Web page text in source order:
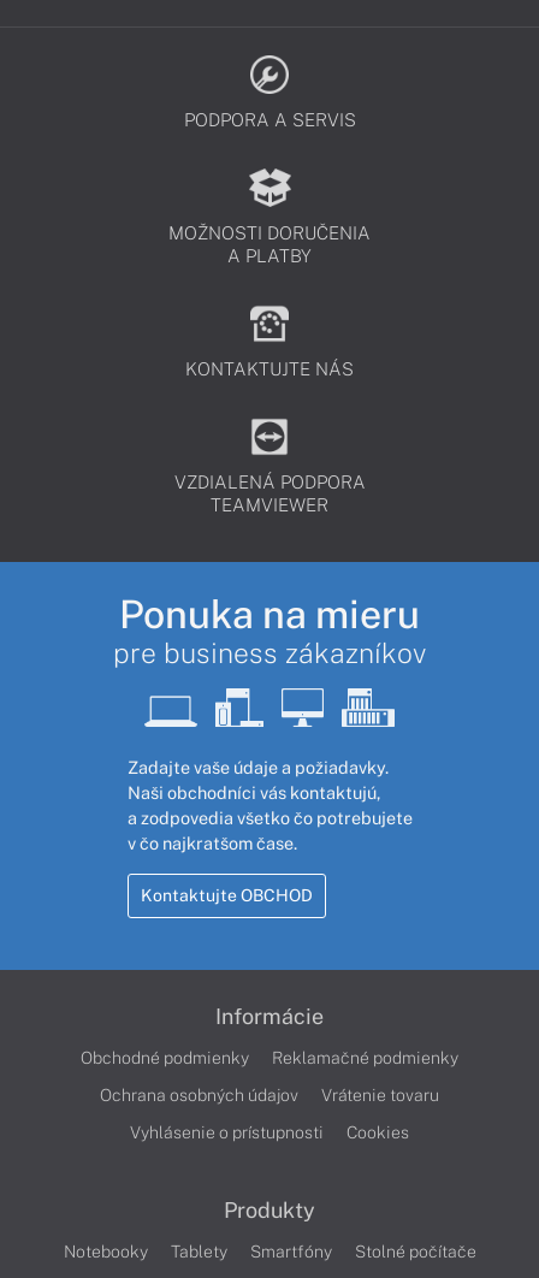
PODPORA A SERVIS
MOŽNOSTI DORUČENIA
A PLATBY
KONTAKTUJTE NÁS
VZDIALENÁ PODPORA
TEAMVIEWER
Ponuka na mieru
pre business zákazníkov
Zadajte vaše údaje a požiadavky.
Naši obchodníci vás kontaktujú,
a zodpovedia všetko čo potrebujete
v čo najkratšom čase.
Kontaktujte OBCHOD
Informácie
Obchodné podmienky
Reklamačné podmienky
Ochrana osobných údajov
Vrátenie tovaru
Vyhlásenie o prístupnosti
Cookies
Produkty
Notebooky Tablety Smartfóny
Stolné počítače